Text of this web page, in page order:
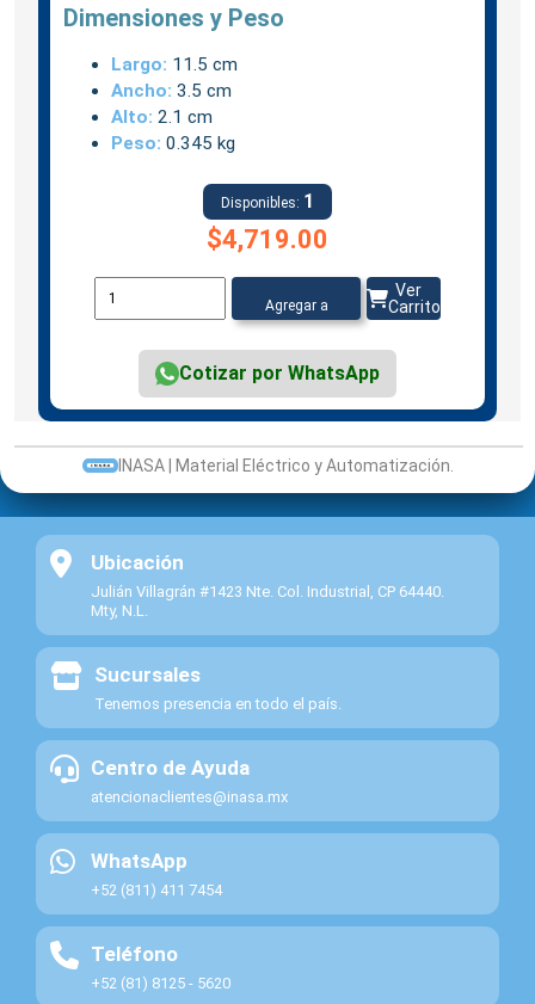
Dimensiones y Peso
Largo: 11.5 cm
Ancho: 3.5 cm
Alto: 2.1 cm
Peso: 0.345 kg
Disponibles: 1
$4,719.00
Agregar a
carrito
Ver
Carrito
Cotizar por WhatsApp
INASA | Material Eléctrico y Automatización.
Ubicación
Julián Villagrán #1423 Nte. Col. Industrial, CP 64440.
Mty, N.L.
Sucursales
Tenemos presencia en todo el país.
Centro de Ayuda
atencionaclientes@inasa.mx
WhatsApp
+52 (811) 411 7454
Teléfono
+52 (81) 8125 - 5620